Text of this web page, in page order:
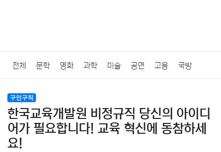
전체 문학 영화 과학 미술 공연 고용 국방
법률
질병 가요 방송 일상 주식 암호화폐 블록체인
결혼
구인구직
한국교육개발원 비정규직 당신의 아이디
어가 필요합니다! 교육 혁신에 동참하세
요!